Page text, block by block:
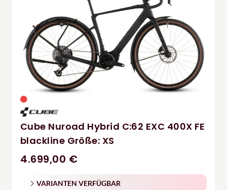
Cube Nuroad Hybrid C:62 EXC 400X FE
blackline Größe: XS
4.699,00 €
VARIANTEN VERFÜGBAR